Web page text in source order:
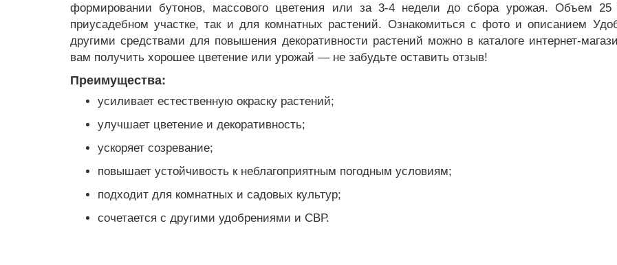
формировании бутонов, массового цветения или за 3-4 недели до сбора урожая. Объем
приусадебном участке, так и для комнатных растений. Ознакомиться с фото и описанием
другими средствами для повышения декоративности растений можно в каталоге интернет-
вам получить хорошее цветение или урожай — не забудьте оставить отзыв!
Преимущества:
усиливает естественную окраску растений;
улучшает цветение и декоративность;
ускоряет созревание;
повышает устойчивость к неблагоприятным погодным условиям;
подходит для комнатных и садовых культур;
сочетается с другими удобрениями и СВР.